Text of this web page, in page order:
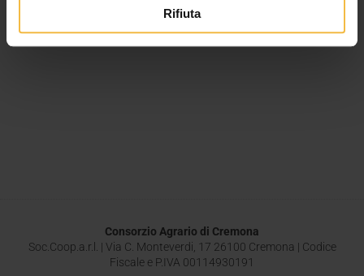
Rifiuta
Consorzio Agrario di Cremona
Soc.Coop.a.r.l. | Via C. Monteverdi, 17 26100 Cremona | Codice
Fiscale e P.IVA 00114930191